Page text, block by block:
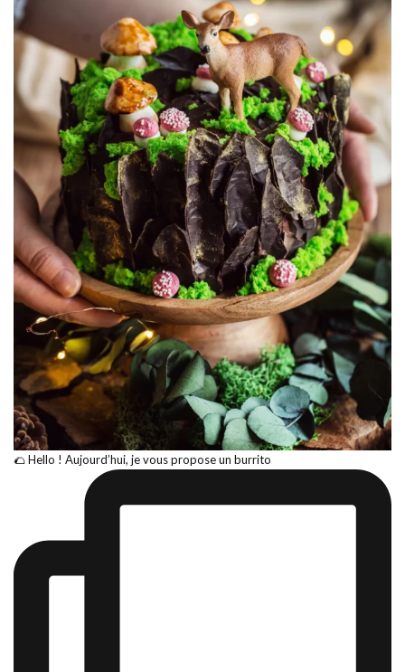
🌮 Hello ! Aujourd’hui, je vous propose un burrito